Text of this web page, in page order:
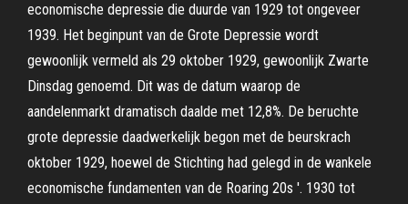
economische depressie die duurde van 1929 tot ongeveer
1939. Het beginpunt van de Grote Depressie wordt
gewoonlijk vermeld als 29 oktober 1929, gewoonlijk Zwarte
Dinsdag genoemd. Dit was de datum waarop de
aandelenmarkt dramatisch daalde met 12,8%. De beruchte
grote depressie daadwerkelijk begon met de beurskrach
oktober 1929, hoewel de Stichting had gelegd in de wankele
economische fundamenten van de Roaring 20s '. 1930 tot